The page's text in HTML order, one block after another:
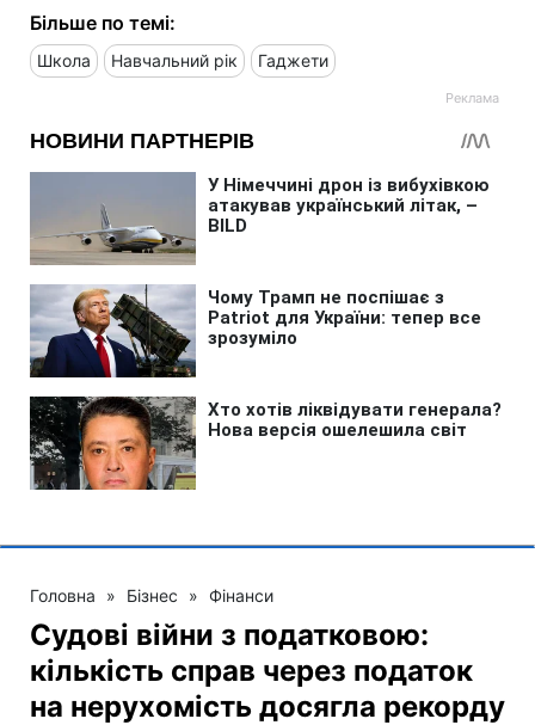
Більше по темі:
Школа Навчальний рік Гаджети
Головна » Бізнес » Фінанси
Судові війни з податковою:
кількість справ через податок
на нерухомість досягла рекорду